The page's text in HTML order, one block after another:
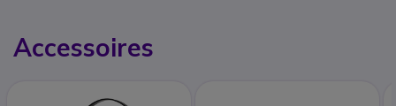
Accessoires